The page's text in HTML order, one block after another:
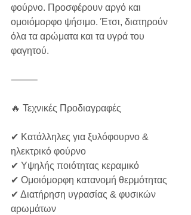
φούρνο. Προσφέρουν αργό και
ομοιόμορφο ψήσιμο. Έτσι, διατηρούν
όλα τα αρώματα και τα υγρά του
φαγητού.
⸻
🔥 Τεχνικές Προδιαγραφές
✔ Κατάλληλες για ξυλόφουρνο &
ηλεκτρικό φούρνο
✔ Υψηλής ποιότητας κεραμικό
✔ Ομοιόμορφη κατανομή θερμότητας
✔ Διατήρηση υγρασίας & φυσικών
αρωμάτων